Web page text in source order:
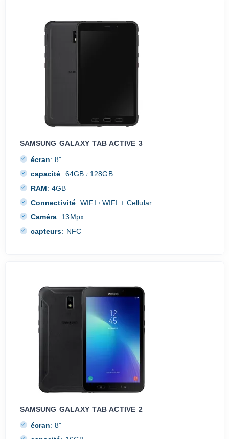
SAMSUNG GALAXY TAB ACTIVE 3
écran: 8"
capacité: 64GB/ 128GB
RAM: 4GB
Connectivité: WIFI /WIFI + Cellular
Caméra: 13Mpx
capteurs: NFC
SAMSUNG GALAXY TAB ACTIVE 2
écran: 8"